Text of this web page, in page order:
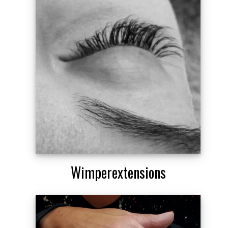
Wimperextensions